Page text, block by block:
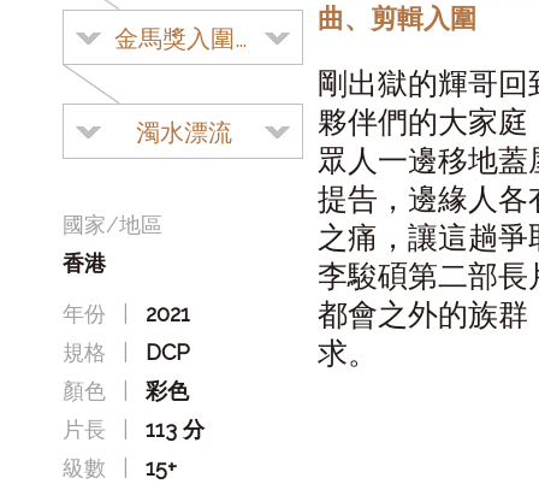
金馬獎入圍影片
濁水漂流
國家/地區
香港
年份
2021
規格
DCP
顏色
彩色
片長
113 分
級數
15+
曲、剪輯入圍
剛出獄的輝哥
夥伴們的大家
眾人一邊移地
提告，邊緣人
之痛，讓這趟
李駿碩第二部
都會之外的族
求。